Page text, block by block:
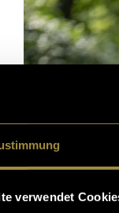
verwendet